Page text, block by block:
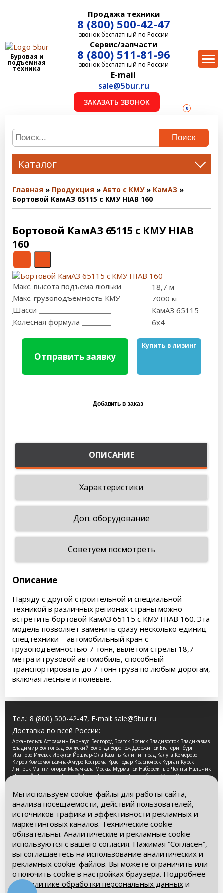
Буровая и
подъемная
техника
Продажа техники
8 (800) 500-42-47
звонок бесплатный по России
Сервис/запчасти
8 (800) 511-81-96
звонок бесплатный по России
E-mail
sale@5bur.ru
ЗАКАЗАТЬ ЗВОНОК
0
Поиск
Каталог
Главная Продукция Авто с КМУ
КамАЗ
Бортовой КамАЗ 65115 с КМУ HIAB 160
Бортовой КамАЗ 65115 с КМУ HIAB
160
Макс. высота подъема люльки
18,7 м
Макс. грузоподъемность КМУ
7000 кг
Шасси
КамАЗ 65115
Колесная формула
6x4
Отправить заявку
Купить в лизинг
ОПИСАНИЕ
Характеристики
Доп. оборудование
Советуем посмотреть
Описание
Наряду с другой строительной и специальной
техникой в различных регионах страны можно
встретить бортовой КамАЗ 65115 с КМУ HIAB 160. Эта
модель позволяет заменить сразу несколько единиц
спецтехники – автомобильный кран с
грузоподъемностью 7 тонн, вылетом стрелы 18,7
метра и грузовой автомобиль, способный
транспортировать до 7 тонн груза по любым дорогам,
включая лесные и полевые.
Тел.: 8 (800) 500-42-47, E-mail: sale@5bur.ru
Доставка по всей России:
Архангельск Астрахань Барнаул Белгород Братск Брянск Владивосток Владикавказ
Владимир Волгоград Волжский Вологда Воронеж Дзержинск Екатеринбург
Иваново Ижевск Иркутск Йошкар-Ола Казань Калининград Калуга Кемерово
Киров Комсомольск-на-Амуре Кострома Краснодар Красноярск Курган Курск
Липецк Магнитогорск Махачкала Москва Мурманск Набережные Челны Нальчик
Нижний Новгород Нижний Тагил Новокузнецк Новосибирск Омск Орел
Санкт-Петербург Саранск Саратов Смоленск Сочи Ставрополь Стерлитамак
Сургут Таганрог Тамбов Тверь Томск Тула Тюмень Улан-Удэ Ульяновск Уфа
Хабаровск Чебоксары Челябинск Череповец Чита Ярославль
2026 © Компания «Буровые Машины». Все права
защищены. Обращаем Ваше внимание на то, что данный
интернет-сайт носит исключительно информационный
характер и ни при каких условиях информационные
материалы и цены, размещенные на сайте, не является
публичной офертой, определяемой положениями Статьи
437 Гражданского кодекса РФ.
Политика обработки персональных данных
Мы используем cookie-файлы для работы сайта,
анализа посещаемости, действий пользователей,
источников трафика и эффективности рекламных и
маркетинговых каналов. Технические cookie
обязательны. Аналитические и рекламные cookie
используются с вашего согласия. Нажимая “Согласен”,
вы соглашаетесь на использование аналитических и
рекламных cookie-файлов. Вы можете ограничить или
отключить cookie в настройках браузера. Подробнее
– в
Политике обработки персональных данных и